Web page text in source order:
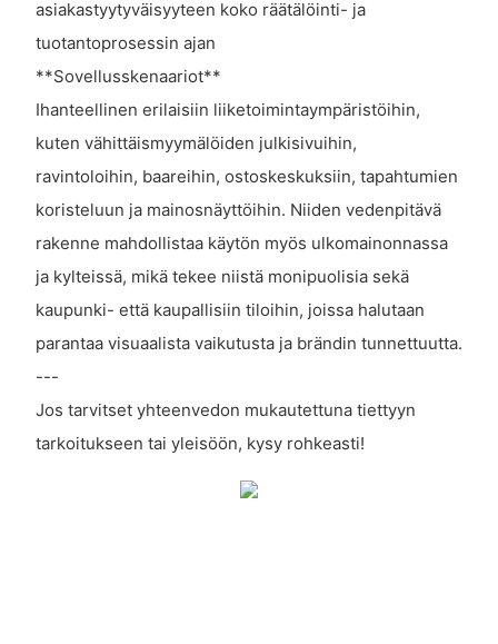
asiakastyytyväisyyteen koko räätälöinti- ja
tuotantoprosessin ajan
**Sovellusskenaariot**
Ihanteellinen erilaisiin liiketoimintaympäristöihin,
kuten vähittäismyymälöiden julkisivuihin,
ravintoloihin, baareihin, ostoskeskuksiin, tapahtumien
koristeluun ja mainosnäyttöihin. Niiden vedenpitävä
rakenne mahdollistaa käytön myös ulkomainonnassa
ja kylteissä, mikä tekee niistä monipuolisia sekä
kaupunki- että kaupallisiin tiloihin, joissa halutaan
parantaa visuaalista vaikutusta ja brändin tunnettuutta.
---
Jos tarvitset yhteenvedon mukautettuna tiettyyn
tarkoitukseen tai yleisöön, kysy rohkeasti!